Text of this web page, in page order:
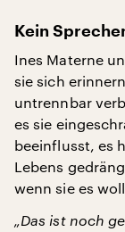
Kein
Ines Materne
sie sich
untrennbar
es sie
beeinflusst, es
Lebens
wenn sie es
„Das ist noch